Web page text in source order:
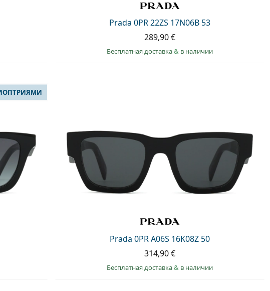
Prada 0PR 22ZS 17N06B 53
289,90 €
Бесплатная доставка& в наличии
Prada 0PR A06S 16K08Z 50
314,90 €
Бесплатная доставка& в наличии